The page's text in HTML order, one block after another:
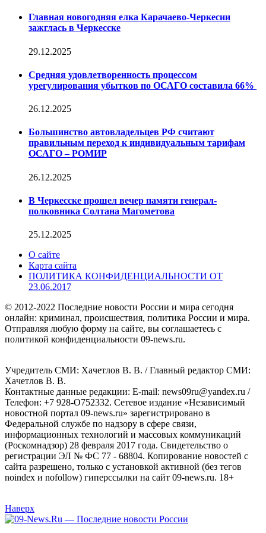
Главная новогодняя елка Карачаево-Черкесии
зажглась в Черкесске
29.12.2025
Средняя удовлетворенность процессом
урегулирования убытков по ОСАГО составила 66%
26.12.2025
Большинство автовладельцев РФ считают
правильным переход к индивидуальным тарифам
ОСАГО – РОМИР
26.12.2025
В Черкесске прошел вечер памяти генерал-
полковника Солтана Магометова
25.12.2025
О сайте
Карта сайта
ПОЛИТИКА КОНФИДЕНЦИАЛЬНОСТИ ОТ
23.06.2017
© 2012-2022 Последние новости России и мира сегодня
онлайн: криминал, происшествия, политика России и мира.
Отправляя любую форму на сайте, вы соглашаетесь с
политикой конфиденциальности 09-news.ru.
Учредитель СМИ: Хaчeтлoв B. B. / Главный редактор СМИ:
Хaчeтлoв B. B.
Контактные данные редакции: E-mail: news09ru@yandex.ru /
Телефон: +7 928-O752332. Сетевое издание «Независимый
новостной портал 09-news.ru» зарегистрировано в
Федеральной службе по надзору в сфере связи,
информационных технологий и массовых коммуникаций
(Роскомнадзор) 28 февраля 2017 года. Свидетельство о
регистрации ЭЛ № ФС 77 - 68804. Копирование новостей с
сайта разрешено, только с установкой активной (без тегов
noindex и nofollow) гиперссылки на сайт 09-news.ru. 18+
Наверх